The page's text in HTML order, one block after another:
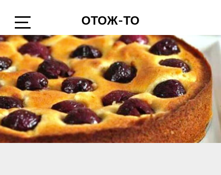
content
Open
Sidebar
ОТОЖ-ТО